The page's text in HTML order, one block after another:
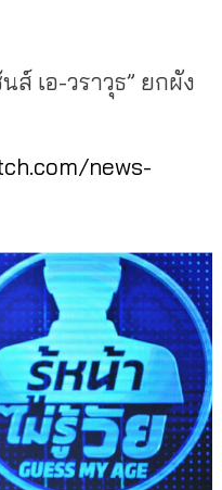
ส์ เอ-วราวุธ” ยกผัง
news-